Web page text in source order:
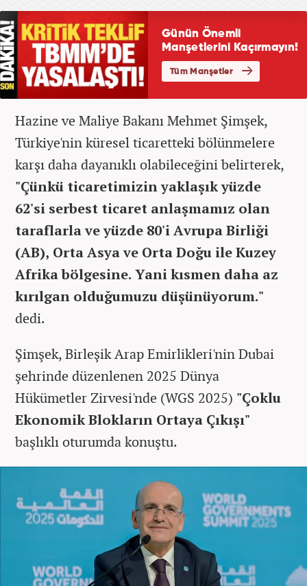
Hazine ve Maliye Bakanı Mehmet Şimşek,
Türkiye'nin küresel ticaretteki bölünmelere
karşı daha dayanıklı olabileceğini belirterek,
"Çünkü ticaretimizin yaklaşık yüzde
62'si serbest ticaret anlaşmamız olan
taraflarla ve yüzde 80'i Avrupa Birliği
(AB), Orta Asya ve Orta Doğu ile Kuzey
Afrika bölgesine. Yani kısmen daha az
kırılgan olduğumuzu düşünüyorum."
dedi.
Şimşek, Birleşik Arap Emirlikleri'nin Dubai
şehrinde düzenlenen 2025 Dünya
Hükümetler Zirvesi'nde (WGS 2025) "Çoklu
Ekonomik Blokların Ortaya Çıkışı"
başlıklı oturumda konuştu.